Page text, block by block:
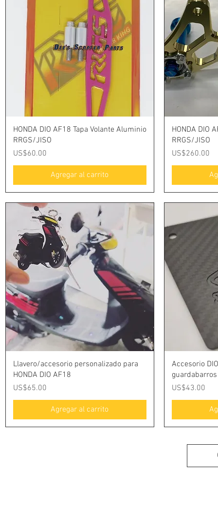
Vista rápida
HONDA DIO AF18 Tapa Volante Aluminio
RRGS/JISO
Precio
US$60.00
Agregar al carrito
HONDA DIO
RRGS/JISO
Precio
US$260.00
Vista rápida
Llavero/accesorio personalizado para
HONDA DIO AF18
Precio
US$65.00
Agregar al carrito
Accesorio
guardabarros
Precio
US$43.00